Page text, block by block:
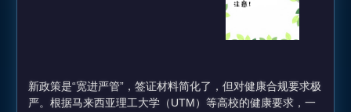
新政策是“宽进严管”，签证材料简化了，但对健康合规要求极
严。根据马来西亚理工大学（UTM）等高校的健康要求，一